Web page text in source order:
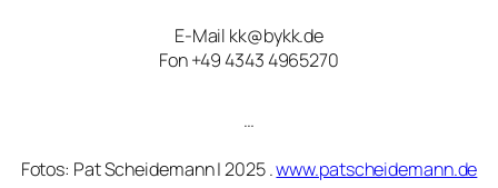
E-Mail kk@bykk.de
Fon +49 4343 4965270
…
Fotos: Pat Scheidemann | 2025 .www.patscheidemann.de